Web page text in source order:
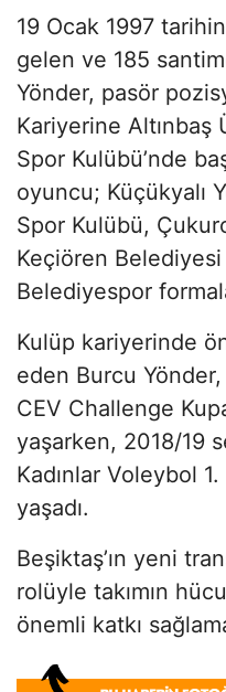
19 Ocak 1997
gelen ve 185
Yönder, pasör
Kariyerine
Spor Kulübü’nde
oyuncu; Küçükyalı
Spor Kulübü,
Keçiören
Belediyespor
Kulüp kariyerinde
eden Burcu
CEV Challenge
yaşarken, 2018/19
Kadınlar Voleybol
yaşadı.
Beşiktaş’ın yeni
rolüyle takımın
önemli katkı